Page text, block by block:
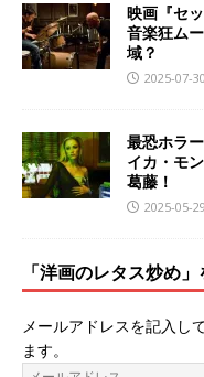
映画『セ
音楽狂ム
域？
2025-07-30
最恐ホラ
イカ・モ
葛藤！
2025-05-29
「洋画のレタス炒め
メールアドレスを記入し
ます。